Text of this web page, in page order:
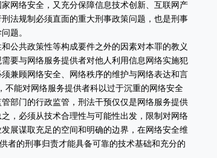
网络安全，又充分保障信息技术创新、互联网产
法规制必须直面的重大刑事政策问题，也是刑事
题。
共政策性等构成要件之外的因素对本罪的教义
要与网络服务提供者对他人利用信息网络实施犯
兼顾网络安全、网络秩序的维护与网络表达和言
不能对网络服务提供者科以过于沉重的网络安全
部门的行政监管，刑法干预仅仅是网络服务提供
，必须从技术合理性与可能性出发，限制对网络
展谋取充足的空间和明确的边界，在网络安全维
者的刑事归责才能具备可靠的技术基础和充分的